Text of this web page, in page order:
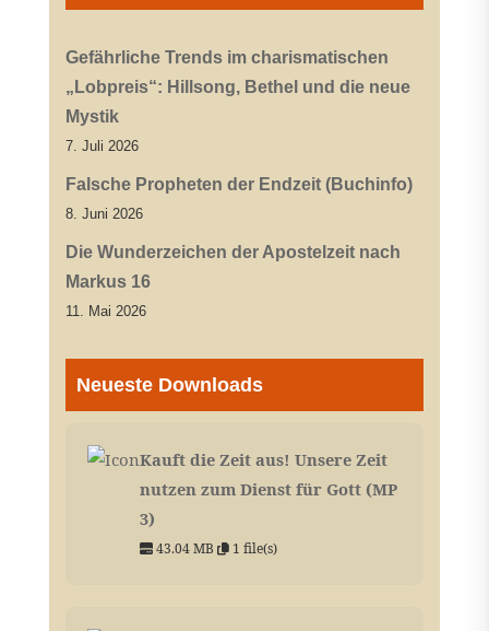
Gefährliche Trends im charismatischen
„Lobpreis“: Hillsong, Bethel und die neue
Mystik
7. Juli 2026
Falsche Propheten der Endzeit (Buchinfo)
8. Juni 2026
Die Wunderzeichen der Apostelzeit nach
Markus 16
11. Mai 2026
Neueste Downloads
Kauft die Zeit aus! Unsere Zeit
nutzen zum Dienst für Gott (MP
3)
43.04 MB 1 file(s)